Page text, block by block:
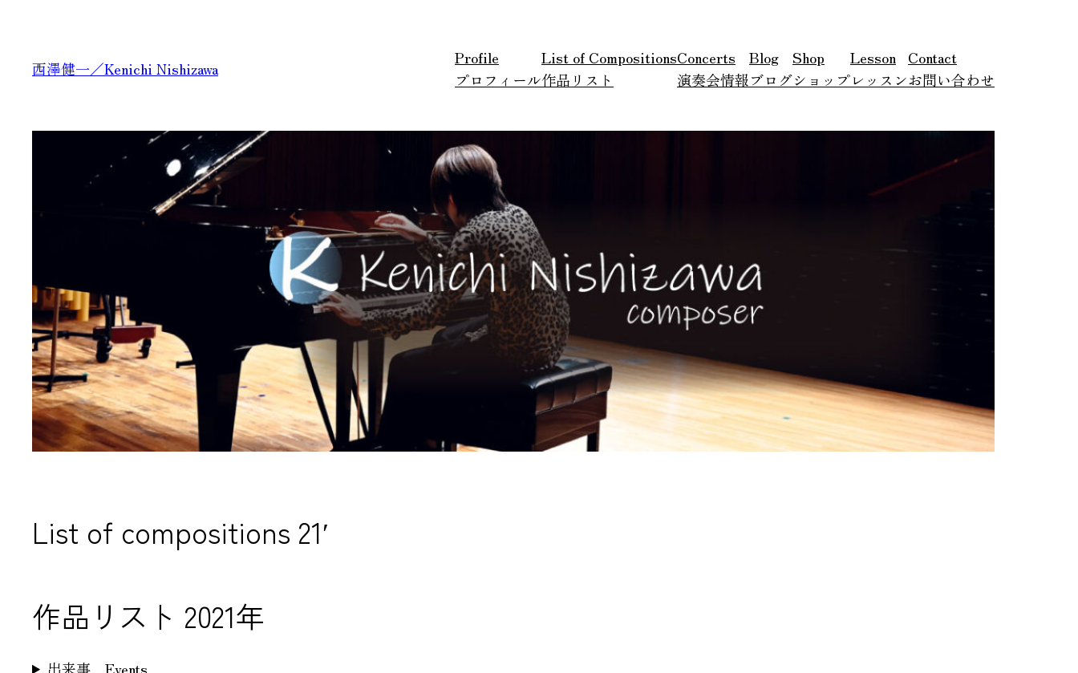
西澤健一／Kenichi Nishizawa
Profile
プロフィール
List of Compositions
作品リスト
Concerts
演奏会情報
Blog
ブログ
Shop
ショップ
Lesson
レッスン
Contact
お問い合わせ
List of compositions 21′
作品リスト 2021年
出来事 Events